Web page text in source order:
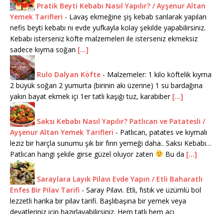
Pratik Beyti Kebabı Nasıl Yapılır? / Ayşenur Altan
Yemek Tarifleri - Lavaş ekmeğine şiş kebab sarılarak yapılan
nefis beyti kebabı nı evde yufkayla kolay şekilde yapabilirsiniz.
Kebabı isterseniz köfte malzemeleri ile isterseniz ekmeksiz
sadece kıyma soğan [...]
Rulo Dalyan Köfte - Malzemeler: 1 kilo köftelik kıyma
2 büyük soğan 2 yumurta (birinin akı üzerine) 1 su bardağına
yakın bayat ekmek içi 1er tatlı kaşığı tuz, karabiber [...]
Saksı Kebabı Nasıl Yapılır? Patlıcan ve Patatesli /
Ayşenur Altan Yemek Tarifleri - Patlıcan, patates ve kıymalı
leziz bir harçla sunumu şık bir fırın yemeği daha.. Saksı Kebabı…
Patlıcan hangi şekile girse güzel oluyor zaten
Bu da [...]
Saraylara Layık Pilavı Evde Yapın / Etli Baharatlı
Enfes Bir Pilav Tarifi - Saray Pilavı. Etli, fıstık ve üzümlü bol
lezzetli harika bir pilav tarifi. Başlıbaşına bir yemek veya
devatleriniz için hazırlayabilirsiniz. Hem tatlı hem acı